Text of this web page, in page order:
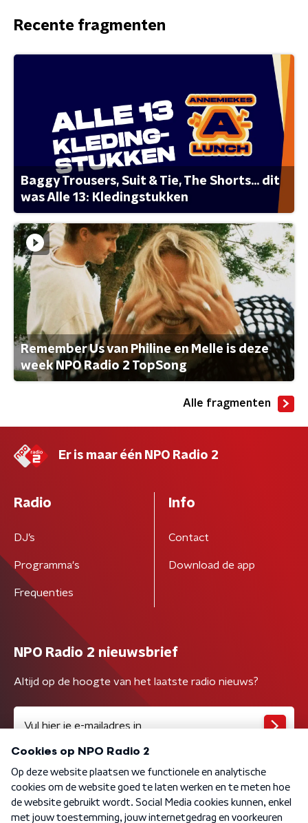
Recente fragmenten
Baggy Trousers, Suit & Tie, The Shorts... dit
was Alle 13: Kledingstukken
Remember Us van Philine en Melle is deze
week NPO Radio 2 TopSong
Alle fragmenten
Er is maar één NPO Radio 2
Radio
DJ’s
Programma's
Frequenties
Info
Contact
Download de app
NPO Radio 2 nieuwsbrief
Altijd op de hoogte van het laatste radio nieuws?
Algemene voorwaarden